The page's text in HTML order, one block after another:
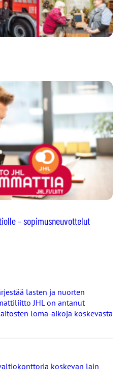
– sopimusneuvottelut
lasten ja nuorten
JHL on antanut
loma-aikoja koskevasta
koskevan lain